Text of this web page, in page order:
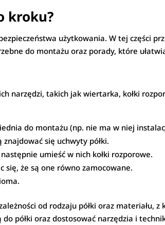
kroku?
użytkowania. W tej części
do montażu oraz porady, które
narzędzi, takich jak wiertarka, kołki
do montażu (np. nie ma w niej
się uchwyty półki.
umieść w nich kołki rozporowe.
się, że są one równo zamocowane.
od rodzaju półki oraz materiału,
półki oraz dostosować narzędzia i